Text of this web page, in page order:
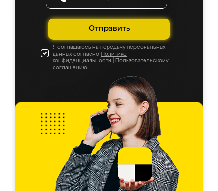
Отправить
Я соглашаюсь на передачу персональных
данных согласно Политике
конфиденциальности
Пользовательскому
соглашению